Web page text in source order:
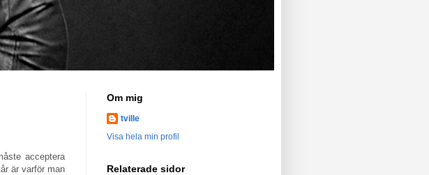
acceptera
är varför man
Om mig
tville
Visa hela min profil
Relaterade sidor